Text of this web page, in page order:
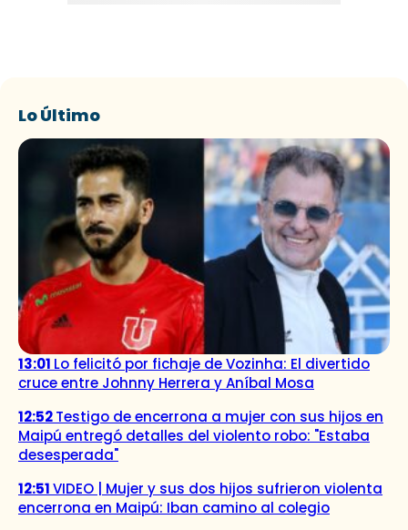
Lo Último
13:01 Lo felicitó por fichaje de Vozinha: El divertido
cruce entre Johnny Herrera y Aníbal Mosa
12:52Testigo de encerrona a mujer con sus hijos en
Maipú entregó detalles del violento robo: "Estaba
desesperada"
12:51VIDEO | Mujer y sus dos hijos sufrieron violenta
encerrona en Maipú: Iban camino al colegio